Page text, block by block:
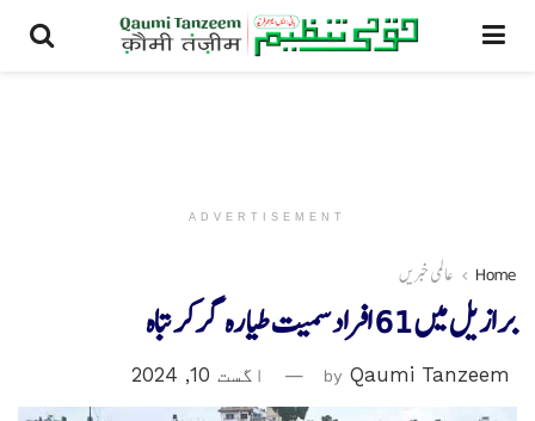
ADVERTISEMENT
Home عالمی خبریں
برازیل میں 61 افراد سمیت طیارہ گر کر تباہ
by Qaumi Tanzeem اگست 10, 2024